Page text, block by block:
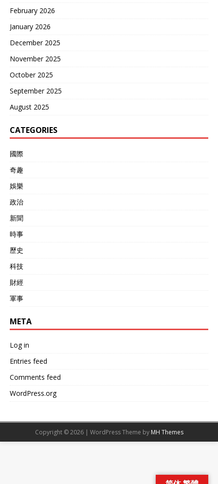
February 2026
January 2026
December 2025
November 2025
October 2025
September 2025
August 2025
CATEGORIES
國際
奇趣
娛樂
政治
新聞
時事
歷史
科技
財經
軍事
META
Log in
Entries feed
Comments feed
WordPress.org
Copyright © 2026 | WordPress Theme by MH Themes